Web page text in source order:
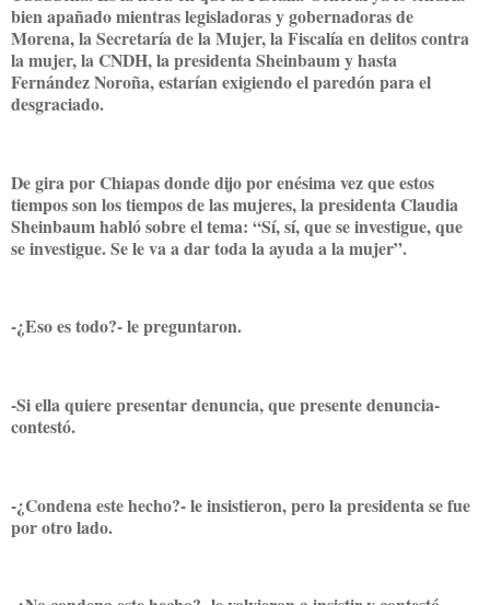
bien apañado mientras legisladoras y gobernadoras de
Morena, la Secretaría de la Mujer, la Fiscalía en delitos contra
la mujer, la CNDH, la presidenta Sheinbaum y hasta
Fernández Noroña, estarían exigiendo el paredón para el
desgraciado.
De gira por Chiapas donde dijo por enésima vez que estos
tiempos son los tiempos de las mujeres, la presidenta Claudia
Sheinbaum habló sobre el tema: “Sí, sí, que se investigue, que
se investigue. Se le va a dar toda la ayuda a la mujer”.
-¿Eso es todo?- le preguntaron.
-Si ella quiere presentar denuncia, que presente denuncia-
contestó.
-¿Condena este hecho?- le insistieron, pero la presidenta se fue
por otro lado.